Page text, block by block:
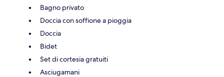
Bagno privato
Doccia con soffione a pioggia
Doccia
Bidet
Set di cortesia gratuiti
Asciugamani